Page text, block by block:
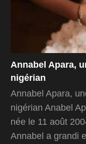
Annabel Apara,
nigérian
Annabel Apara,
nigérian Anabel
née le 11 août
Annabel a grandi